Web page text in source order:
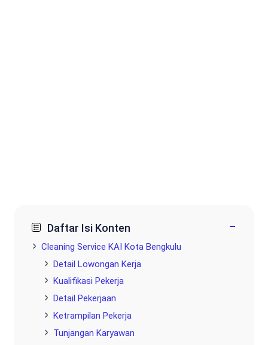
Daftar Isi Konten −
Cleaning Service KAI Kota Bengkulu
Detail Lowongan Kerja
Kualifikasi Pekerja
Detail Pekerjaan
Ketrampilan Pekerja
Tunjangan Karyawan